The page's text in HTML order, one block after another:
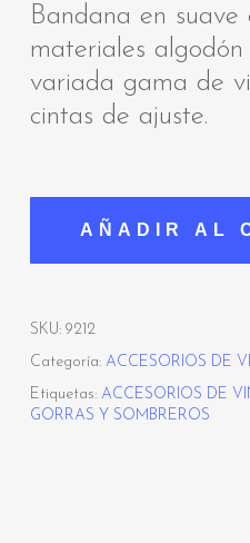
Bandana en suave
materiales
variada gama de
cintas de ajuste.
AÑADIR AL
SKU: 9212
Categoría: ACCESORIOS DE
Etiquetas: ACCESORIOS DE
GORRAS Y SOMBREROS